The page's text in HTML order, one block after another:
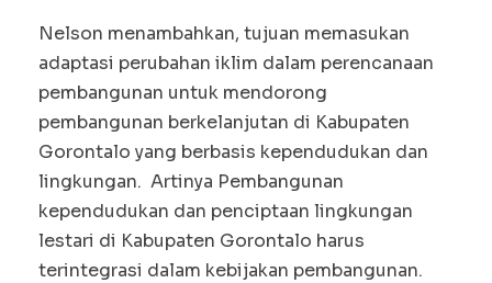
Nelson menambahkan, tujuan memasukan
adaptasi perubahan iklim dalam perencanaan
pembangunan untuk mendorong
pembangunan berkelanjutan di Kabupaten
Gorontalo yang berbasis kependudukan dan
lingkungan. Artinya Pembangunan
kependudukan dan penciptaan lingkungan
lestari di Kabupaten Gorontalo harus
terintegrasi dalam kebijakan pembangunan.